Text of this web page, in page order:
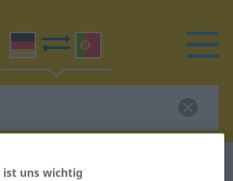
Wörterbuch
ist uns wichtig